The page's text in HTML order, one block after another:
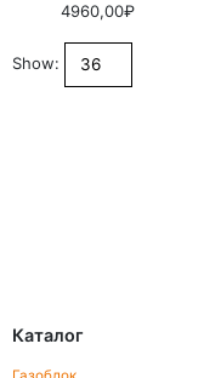
0out of 5
4960,00₽
Show:
Каталог